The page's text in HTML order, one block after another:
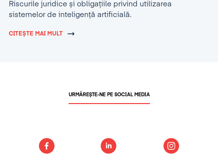
Riscurile juridice și obligațiile privind utilizarea
sistemelor de inteligență artificială.
CITEȘTE MAI MULT
URMĂREȘTE-NE PE SOCIAL MEDIA